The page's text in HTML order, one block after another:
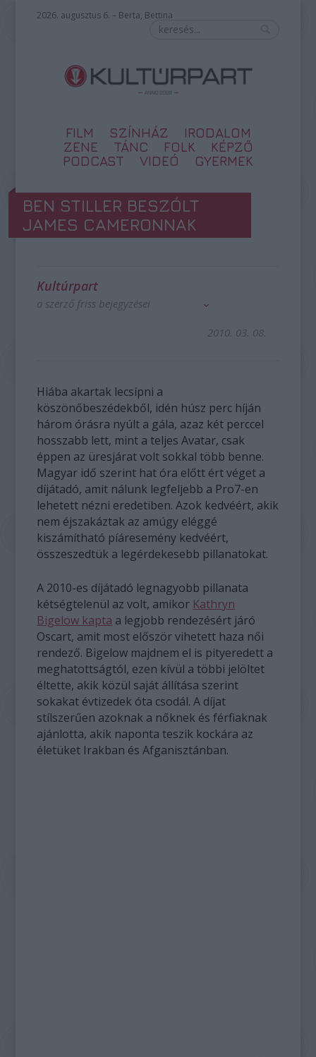
2026. augusztus 6. – Berta, Bettina
FILM SZÍNHÁZ
IRODALOM
ZENE
TÁNC FOLK
KÉPZŐ
PODCAST
VIDEÓ GYERMEK
BEN STILLER BESZÓLT
JAMES CAMERONNAK
Kultúrpart
a szerző friss bejegyzései
2010. 03. 08.
Hiába akartak lecsípni a
köszönőbeszédekből, idén húsz perc híján
három órásra nyúlt a gála, azaz két perccel
hosszabb lett, mint a teljes Avatar, csak
éppen az üresjárat volt sokkal több benne.
Magyar idő szerint hat óra előtt ért véget a
díjátadó, amit nálunk legfeljebb a Pro7-en
lehetett nézni eredetiben. Azok kedvéért, akik
nem éjszakáztak az amúgy eléggé
kiszámítható píáresemény kedvéért,
összeszedtük a legérdekesebb pillanatokat.
A 2010-es díjátadó legnagyobb pillanata
kétségtelenül az volt, amikor Kathryn
Bigelow kapta a legjobb rendezésért járó
Oscart, amit most először vihetett haza női
rendező. Bigelow majdnem el is pityeredett a
meghatottságtól, ezen kívül a többi jelöltet
éltette, akik közül saját állítása szerint
sokakat évtizedek óta csodál. A díjat
stílszerűen azoknak a nőknek és férfiaknak
ajánlotta, akik naponta teszik kockára az
életüket Irakban és Afganisztánban.